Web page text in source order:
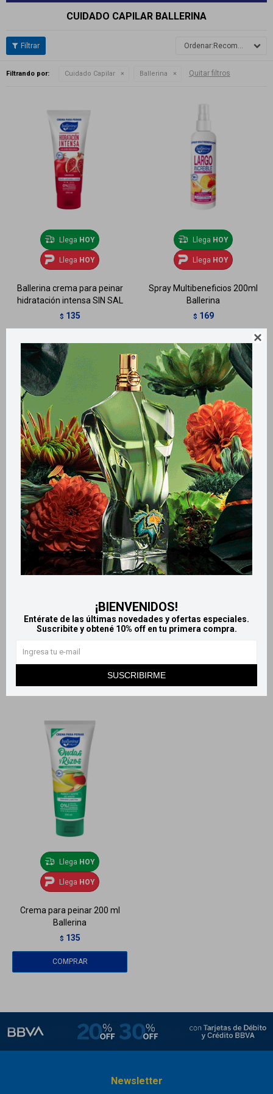

¡BIENVENIDOS!
Entérate de las últimas novedades y ofertas especiales.
Suscribite y obtené 10% off en tu primera compra.
SUSCRIBIRME
CUIDADO CAPILAR BALLERINA
Recomendados
Filtrando por: Cuidado Capilar Ballerina Quitar filtros
Llega HOY
Llega HOY
Ballerina crema para peinar
hidratación intensa SIN SAL
$ 135
Llega HOY
Llega HOY
Spray Multibeneficios 200ml
Ballerina
$ 169
LlegaHOY
LlegaHOY
Shampoo Ballerina Sin Sal
LlegaHOY
LlegaHOY
Acondicionador Ballerina
Llega HOY
Llega HOY
Crema para peinar 200 ml
Ballerina
$ 135
Newsletter